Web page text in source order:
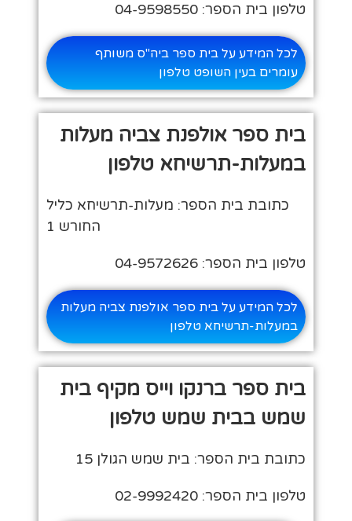
טלפון בית הספר: 04-9598550
לכל המידע על בית ספר ביה"ס משותף
עומרים בעין השופט טלפון
בית ספר אולפנת צביה מעלות
במעלות-תרשיחא טלפון
כתובת בית הספר: מעלות-תרשיחא כליל
החורש 1
טלפון בית הספר: 04-9572626
לכל המידע על בית ספר אולפנת צביה מעלות
במעלות-תרשיחא טלפון
בית ספר ברנקו וייס מקיף בית
שמש בבית שמש טלפון
כתובת בית הספר: בית שמש הגולן 15
טלפון בית הספר: 02-9992420